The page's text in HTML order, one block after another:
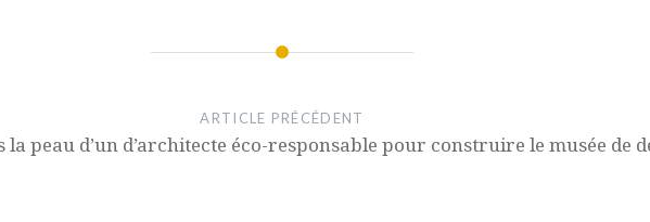
ARTICLE PRÉCÉDENT
la peau d’un d’architecte éco-responsable pour construire le musée de